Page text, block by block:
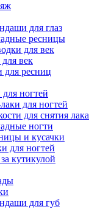
для глаз
ресницы
для век
век
для ресниц
ногтей
для ногтей
для снятия лака
ногти
и кусачки
для ногтей
кутикулой
для губ